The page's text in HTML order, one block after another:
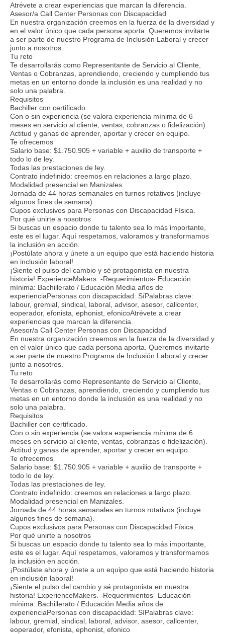
Atrévete a crear experiencias que marcan la diferencia.
Asesor/a Call Center Personas con Discapacidad
En nuestra organización creemos en la fuerza de la diversidad y
en el valor único que cada persona aporta. Queremos invitarte
a ser parte de nuestro Programa de Inclusión Laboral y crecer
junto a nosotros.
Tu reto
Te desarrollarás como Representante de Servicio al Cliente,
Ventas o Cobranzas, aprendiendo, creciendo y cumpliendo tus
metas en un entorno donde la inclusión es una realidad y no
solo una palabra.
Requisitos
Bachiller con certificado.
Con o sin experiencia (se valora experiencia mínima de 6
meses en servicio al cliente, ventas, cobranzas o fidelización).
Actitud y ganas de aprender, aportar y crecer en equipo.
Te ofrecemos
Salario base: $1.750.905 + variable + auxilio de transporte +
todo lo de ley.
Todas las prestaciones de ley.
Contrato indefinido: creemos en relaciones a largo plazo.
Modalidad presencial en Manizales.
Jornada de 44 horas semanales en turnos rotativos (incluye
algunos fines de semana).
Cupos exclusivos para Personas con Discapacidad Física.
Por qué unirte a nosotros
Si buscas un espacio donde tu talento sea lo más importante,
este es el lugar. Aquí respetamos, valoramos y transformamos
la inclusión en acción.
¡Postúlate ahora y únete a un equipo que está haciendo historia
en inclusión laboral!
¡Siente el pulso del cambio y sé protagonista en nuestra
historia! ExperienceMakers. -Requerimientos- Educación
mínima: Bachillerato / Educación Media años de
experienciaPersonas con discapacidad: SíPalabras clave:
labour, gremial, sindical, laboral, advisor, asesor, callcenter,
eoperador, efonista, ephonist, efonicoAtrévete a crear
experiencias que marcan la diferencia.
Asesor/a Call Center Personas con Discapacidad
En nuestra organización creemos en la fuerza de la diversidad y
en el valor único que cada persona aporta. Queremos invitarte
a ser parte de nuestro Programa de Inclusión Laboral y crecer
junto a nosotros.
Tu reto
Te desarrollarás como Representante de Servicio al Cliente,
Ventas o Cobranzas, aprendiendo, creciendo y cumpliendo tus
metas en un entorno donde la inclusión es una realidad y no
solo una palabra.
Requisitos
Bachiller con certificado.
Con o sin experiencia (se valora experiencia mínima de 6
meses en servicio al cliente, ventas, cobranzas o fidelización).
Actitud y ganas de aprender, aportar y crecer en equipo.
Te ofrecemos
Salario base: $1.750.905 + variable + auxilio de transporte +
todo lo de ley.
Todas las prestaciones de ley.
Contrato indefinido: creemos en relaciones a largo plazo.
Modalidad presencial en Manizales.
Jornada de 44 horas semanales en turnos rotativos (incluye
algunos fines de semana).
Cupos exclusivos para Personas con Discapacidad Física.
Por qué unirte a nosotros
Si buscas un espacio donde tu talento sea lo más importante,
este es el lugar. Aquí respetamos, valoramos y transformamos
la inclusión en acción.
¡Postúlate ahora y únete a un equipo que está haciendo historia
en inclusión laboral!
¡Siente el pulso del cambio y sé protagonista en nuestra
historia! ExperienceMakers. -Requerimientos- Educación
mínima: Bachillerato / Educación Media años de
experienciaPersonas con discapacidad: SíPalabras clave:
labour, gremial, sindical, laboral, advisor, asesor, callcenter,
eoperador, efonista, ephonist, efonico